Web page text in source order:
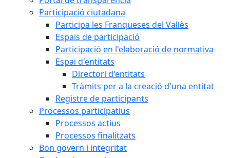
Participació ciutadana
Participa les Franqueses del Vallès
Espais de participació
Participació en l'elaboració de normativa
Espai d'entitats
Directori d'entitats
Tràmits per a la creació d'una entitat
Registre de participants
Processos participatius
Processos actius
Processos finalitzats
Bon govern i integritat